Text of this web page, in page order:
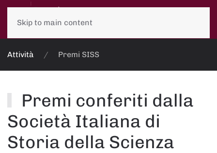
Skip to main content
Attività Premi SISS
Premi conferiti dalla
Società Italiana di
Storia della Scienza